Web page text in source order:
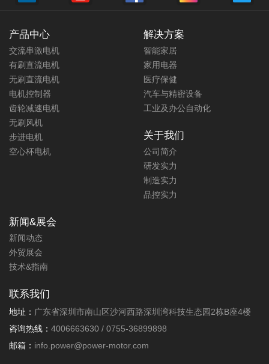
器电机12V1.55N.M直流齿轮箱电机
扭力:1.55N.m
功率:0.7
产品中心
交流串激电机
有刷直流电机
无刷直流电机
电机控制器
齿轮减速电机
无刷风机
步进电机
空心杯电机
解决方案
智能家居
家用电器
医疗保健
汽车与精密设备
工业及办公自动化
关于我们
公司简介
研发实力
制造实力
品控实力
新闻&展会
新闻动态
外贸展会
技术&指南
联系我们
地址： 广东省深圳市南山区沙河西路深圳湾科技生态园2栋B座4楼
咨询热线： 4006663630 / 0755-36899898
邮箱： info.power@power-motor.com